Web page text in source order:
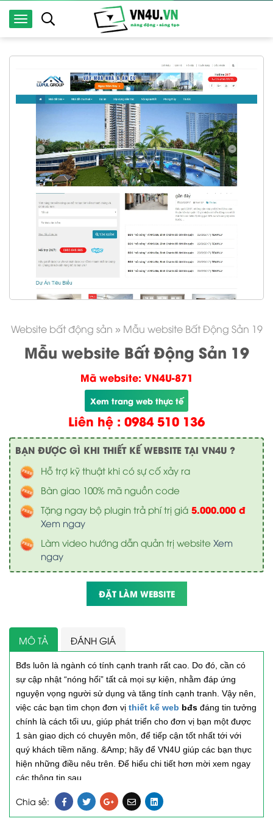
Website bất động sản » Mẫu website Bất Động Sản 19
Mẫu website Bất Động Sản 19
Mã website: VN4U-871
Xem trang web thực tế
Liên hệ : 0984 510 136
BẠN ĐƯỢC GÌ KHI THIẾT KẾ WEBSITE TẠI VN4U ?
Hỗ trợ kỹ thuật khi có sự cố xảy ra
Bàn giao 100% mã nguồn code
Tặng ngay bộ plugin trả phí trị giá 5.000.000 đ
Xem ngay
Làm video hướng dẫn quản trị website Xem
ngay
ĐẶT LÀM WEBSITE
MÔ TẢ ĐÁNH GIÁ
Bđs luôn là ngành có tính cạnh tranh rất cao. Do đó, cần có
sự cập nhật “nóng hổi” tất cả mọi sự kiện, nhằm đáp ứng
nguyện vọng người sử dụng và tăng tính cạnh tranh. Vậy nên,
việc các bạn tìm chọn đơn vị thiết kế web bđs đáng tin tưởng
chính là cách tối ưu, giúp phát triển cho đơn vị bạn một được
1 sàn giao dịch có chuyên môn, để tiếp cận tốt nhất tới với
quý khách tiềm năng. &Amp; hãy để VN4U giúp các bạn thực
hiện những điều nêu trên. Để hiểu chi tiết hơn mời xem ngay
các thông tin sau.
Ưu điểm của việc thiết kế web bất động sản
Chia sẻ: